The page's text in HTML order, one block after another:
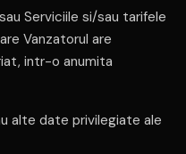
Serviciile si/sau tarifele
Vanzatorul are
intr-o anumita
alte date privilegiate ale